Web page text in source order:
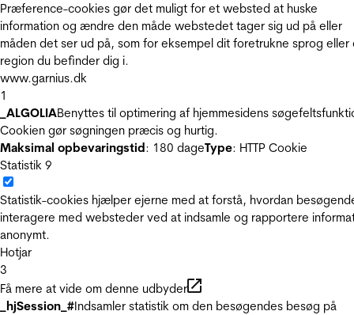
Præference-cookies gør det muligt for et websted at huske
information og ændre den måde webstedet tager sig ud på eller
måden det ser ud på, som for eksempel dit foretrukne sprog eller
region du befinder dig i.
www.garnius.dk
1
_ALGOLIABenyttes til optimering af hjemmesidens
Cookien gør søgningen præcis og hurtig.
Maksimal opbevaringstid: 180 dageType: HTTP Cookie
Statistik 9
Statistik-cookies hjælper ejerne med at forstå, hvordan
interagere med websteder ved at indsamle og rapportere
anonymt.
Hotjar
3
Få mere at vide om denne udbyder
_hjSession_#Indsamler statistik om den besøgendes besøg på